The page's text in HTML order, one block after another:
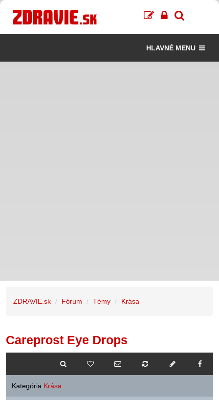
HLAVNÉ MENU
ZDRAVIE.sk Fórum Témy Krása
Careprost Eye Drops
Kategória Krása